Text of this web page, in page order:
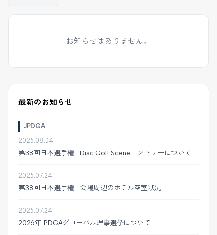
お知らせはありません。
最新のお知らせ
JPDGA
2026.08.04
第38回日本選手権 | Disc Golf Sceneエントリーについて
2026.07.24
第38回日本選手権 | 会場周辺のホテル空室状況
2026.07.24
2026年 PDGAグローバル理事選挙について